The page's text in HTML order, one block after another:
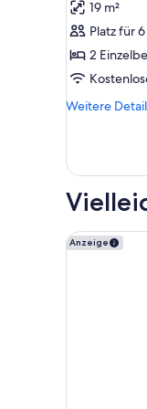
anzeigen
19 m²
Platz für
2
Weitere
Weitere
(YAGURA)
Anzeige
Kichijoji